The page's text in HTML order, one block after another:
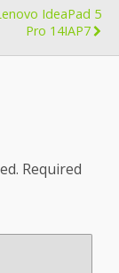
IdeaPad 5
Pro 14IAP7
Required